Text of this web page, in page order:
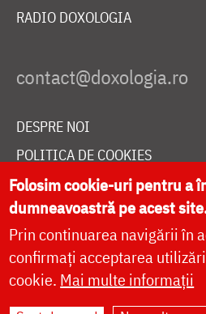
RADIO DOXOLOGIA
DESPRE NOI
POLITICA DE COOKIES
DONEAZĂ ONLINE PENTRU
LIVE
Folosim cookie-uri pentru a
dumneavoastră pe acest
Prin continuarea navigării în
confirmați acceptarea
cookie. Mai multe informații